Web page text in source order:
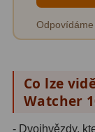
Co lze
Watcher
- Dvojhvězdy,